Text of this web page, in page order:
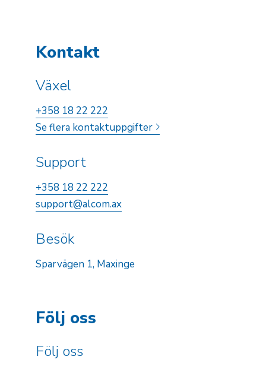
Kontakt
Växel
+358 18 22 222
Se flera kontaktuppgifter
Support
+358 18 22 222
support@alcom.ax
Besök
Sparvägen 1, Maxinge
Följ oss
Följ oss